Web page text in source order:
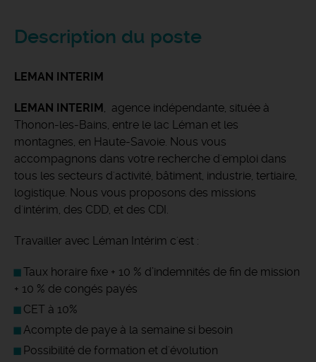
Description du poste
LEMAN INTERIM
LEMAN INTERIM, agence indépendante, située à
Thonon-les-Bains, entre le lac Léman et les
montagnes, en Haute-Savoie. Nous vous
accompagnons dans votre recherche d'emploi dans
tous les secteurs d'activité, bâtiment, industrie, tertiaire,
logistique. Nous vous proposons des missions
d'intérim, des CDD, et des CDI.
Travailler avec Léman Intérim c'est :
Taux horaire fixe + 10 % d’indemnités de fin de mission
+ 10 % de congés payés
CET à 10%
Acompte de paye à la semaine si besoin
Possibilité de formation et d'évolution